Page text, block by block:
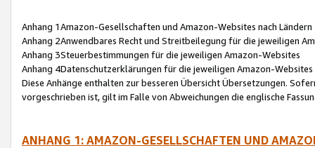
Anhang 1Amazon-Gesellschaften und Amazon-Websites nach Ländern
Anhang 2Anwendbares Recht und Streitbeilegung für die jeweiligen
Anhang 3Steuerbestimmungen für die jeweiligen Amazon-Websites
Anhang 4Datenschutzerklärungen für die jeweiligen Amazon-Websites
Diese Anhänge enthalten zur besseren Übersicht Übersetzungen.
vorgeschrieben ist, gilt im Falle von Abweichungen die englische
ANHANG 1: AMAZON-GESELLSCHAFTEN UND